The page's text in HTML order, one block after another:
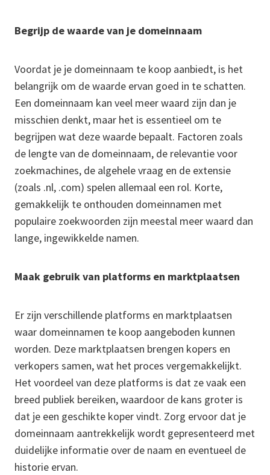
Begrijp de waarde van je domeinnaam
Voordat je je domeinnaam te koop aanbiedt, is het
belangrijk om de waarde ervan goed in te schatten.
Een domeinnaam kan veel meer waard zijn dan je
misschien denkt, maar het is essentieel om te
begrijpen wat deze waarde bepaalt. Factoren zoals
de lengte van de domeinnaam, de relevantie voor
zoekmachines, de algehele vraag en de extensie
(zoals .nl, .com) spelen allemaal een rol. Korte,
gemakkelijk te onthouden domeinnamen met
populaire zoekwoorden zijn meestal meer waard dan
lange, ingewikkelde namen.
Maak gebruik van platforms en marktplaatsen
Er zijn verschillende platforms en marktplaatsen
waar domeinnamen te koop aangeboden kunnen
worden. Deze marktplaatsen brengen kopers en
verkopers samen, wat het proces vergemakkelijkt.
Het voordeel van deze platforms is dat ze vaak een
breed publiek bereiken, waardoor de kans groter is
dat je een geschikte koper vindt. Zorg ervoor dat je
domeinnaam aantrekkelijk wordt gepresenteerd met
duidelijke informatie over de naam en eventueel de
historie ervan.